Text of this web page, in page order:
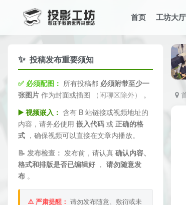
首页 工坊大厅
✨ 投稿发布重要须知
✅ 必须配图： 所有投稿都 必须附带至少一
张图片 作为封面或插图 （闲聊区除外） 。
▶️ 视频嵌入： 含有 B 站链接或视频地址的
内容，请务必使用 嵌入代码 或 正确的格
式 ，确保视频可以直接在文章内播放。
📝 发布检查： 发布前，请认真 确认内容、
格式和排版是否已编辑好 ， 请勿随意发
布 。
⚠️ 严肃提醒： 请勿发布随意、敷衍或未